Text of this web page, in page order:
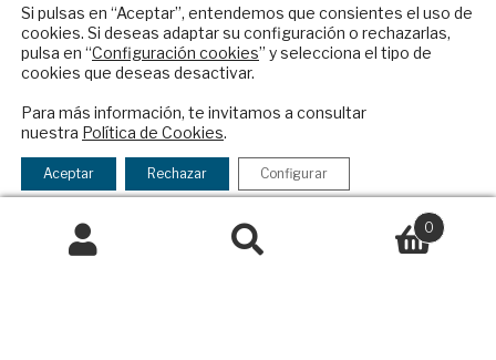
Afkar/Ideas
© 2026 - Fundación Análisis de Política
Legal|Política de Privacidad y de Cookies
Buscar
0
Financiado por el Programa KIT Digital. Plan de
Recuperación, Transformación y Resiliencia de
Si pulsas en “Aceptar”, entendemos que consientes el uso de
cookies. Si deseas adaptar su configuración o rechazarlas,
pulsa en “Configuración cookies” y selecciona el tipo de
cookies que deseas desactivar.
Para más información, te invitamos a consultar
nuestra Política de Cookies.
Aceptar Rechazar Configurar
internacional en español.
Checkbox
acepto
la
política
de
política de privacidad